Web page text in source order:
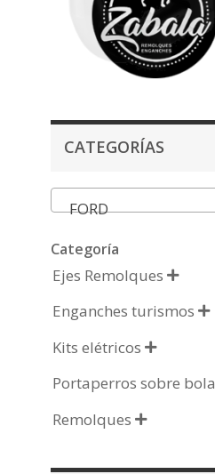
CATEGORÍAS
FORD
Categoría
Ejes Remolques 
Enganches turismos 
Kits elétricos 
Portaperros sobre bola
Remolques 